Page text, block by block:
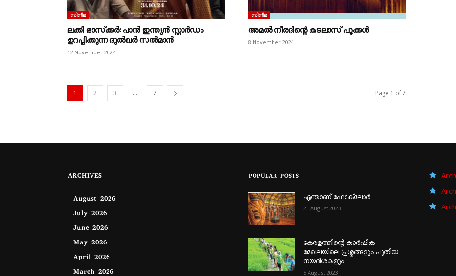
സിനിമ
ലക്കി ഭാസ്‌ക്കർ: പാൻ ഇന്ത്യൻ സ്റ്റാർഡം
ഉറപ്പിക്കുന്ന ദുൽഖർ സൽമാൻ
12 November 2024
സിനിമ
അമൽ നീരദിന്റെ കടലാസ്‌ പൂക്കൾ
8 November 2024
1 2 3 ... 7 Page 1 of 7
ARCHIVES
August 2026
July 2026
June 2026
May 2026
April 2026
March 2026
POPULAR POSTS
എന്താണ്‌ ഫോക്‌ലോർ
21 August 2023
കേരളത്തിന്റെ കാർഷിക
മേഖലയിലെ പ്രശ്നങ്ങളും പുതിയ
നയദിശകളും
5 August 2023